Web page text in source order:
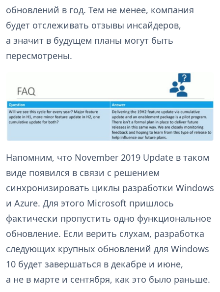
обновлений в год. Тем не менее, компания
будет отслеживать отзывы инсайдеров,
а значит в будущем планы могут быть
пересмотрены.
Напомним, что November 2019 Update в таком
виде появился в связи с решением
синхронизировать циклы разработки Windows
и Azure. Для этого Microsoft пришлось
фактически пропустить одно функциональное
обновление. Если верить слухам, разработка
следующих крупных обновлений для Windows
10 будет завершаться в декабре и июне,
а не в марте и сентября, как это было раньше.